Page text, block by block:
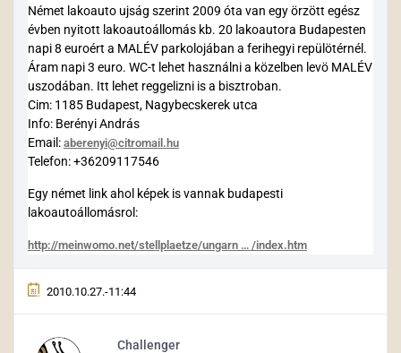
Német lakoauto ujság szerint 2009 óta van egy örzött egész
évben nyitott lakoautoállomás kb. 20 lakoautora Budapesten
napi 8 euroért a MALÉV parkolojában a ferihegyi repülötérnél.
Áram napi 3 euro. WC-t lehet használni a közelben levö MALÉV
uszodában. Itt lehet reggelizni is a bisztroban.
Cim: 1185 Budapest, Nagybecskerek utca
Info: Berényi András
Email: aberenyi@citromail.hu
Telefon: +36209117546
Egy német link ahol képek is vannak budapesti
lakoautoállomásrol:
http://meinwomo.net/stellplaetze/ungarn … /index.htm
2010.10.27.-11:44
Challenger